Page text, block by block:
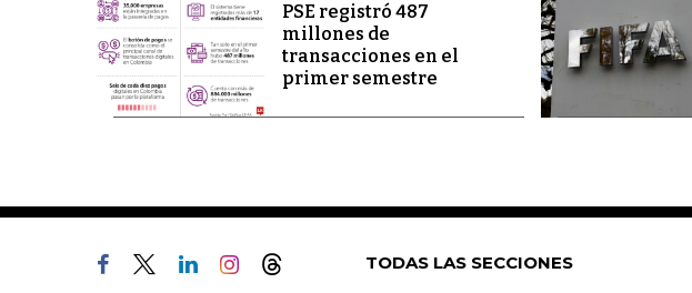
PSE registró 487
millones de
transacciones en el
primer semestre
TODAS LAS SECCIONES